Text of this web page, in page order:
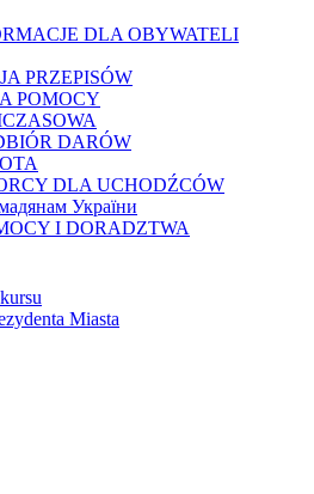
DLA OBYWATELI
PRZEPISÓW
POMOCY
DARÓW
DLA UCHODŹCÓW
України
I DORADZTWA
Miasta